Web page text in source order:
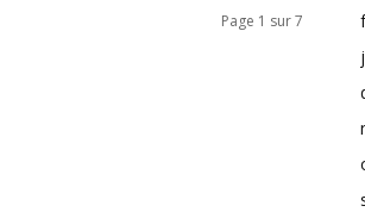
Page 1 sur 7